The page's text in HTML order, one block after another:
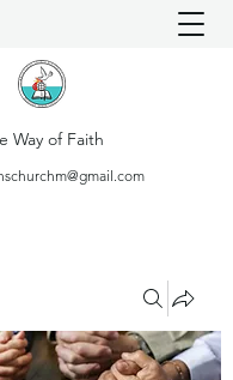
Way of Faith